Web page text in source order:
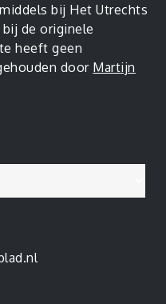
bij Het Utrechts
de originele
heeft geen
door Martijn